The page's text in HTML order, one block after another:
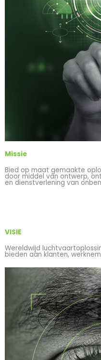
Missie
Bied op maat gemaakte
door middel van ontwerp,
en dienstverlening van
VISIE
Wereldwijd
bieden aan klanten,